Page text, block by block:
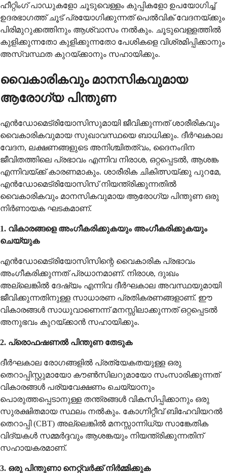
ഹീറ്റിംഗ് പാഡുകളോ ചൂടുവെള്ളം കുപ്പികളോ ഉപയോഗിച്ച്
ഉദരഭാഗത്ത് ചൂട് പ്രയോഗിക്കുന്നത് പെൽവിക് വേദനയ്ക്കും
പിരിമുറുക്കത്തിനും ആശ്വാസം നൽകും. ചൂടുവെള്ളത്തിൽ
കുളിക്കുന്നതോ കുളിക്കുന്നതോ പേശികളെ വിശ്രമിപ്പിക്കാനും
അസ്വസ്ഥത കുറയ്ക്കാനും സഹായിക്കും.
വൈകാരികവും മാനസികവുമായ
ആരോഗ്യ പിന്തുണ
എൻഡോമെട്രിയോസിസുമായി ജീവിക്കുന്നത് ശാരീരികവും
വൈകാരികവുമായ സുഖാവസ്ഥയെ ബാധിക്കും. ദീർഘകാല
വേദന, ലക്ഷണങ്ങളുടെ അനിശ്ചിതത്വം, ദൈനംദിന
ജീവിതത്തിലെ പ്രഭാവം എന്നിവ നിരാശ, ഒറ്റപ്പെടൽ, ആശങ്ക
എന്നിവയ്ക്ക് കാരണമാകും. ശാരീരിക ചികിത്സയ്ക്കു പുറമേ,
എൻഡോമെട്രിയോസിസ് നിയന്ത്രിക്കുന്നതിൽ
വൈകാരികവും മാനസികവുമായ ആരോഗ്യ പിന്തുണ ഒരു
നിർണായക ഘടകമാണ്.
1. വികാരങ്ങളെ അംഗീകരിക്കുകയും അംഗീകരിക്കുകയും
ചെയ്യുക
എൻഡോമെട്രിയോസിസിന്റെ വൈകാരിക പ്രഭാവം
അംഗീകരിക്കുന്നത് പ്രധാനമാണ്. നിരാശ, ദുഃഖം
അല്ലെങ്കിൽ ദേഷ്യം എന്നിവ ദീർഘകാല അവസ്ഥയുമായി
ജീവിക്കുന്നതിനുള്ള സാധാരണ പ്രതികരണങ്ങളാണ്. ഈ
വികാരങ്ങൾ സാധുവാണെന്ന് മനസ്സിലാക്കുന്നത് ഒറ്റപ്പെടൽ
അനുഭവം കുറയ്ക്കാൻ സഹായിക്കും.
2. പ്രൊഫഷണൽ പിന്തുണ തേടുക
ദീർഘകാല രോഗങ്ങളിൽ പ്രത്യേകതയുള്ള ഒരു
തെറാപ്പിസ്റ്റുമായോ കൗൺസിലറുമായോ സംസാരിക്കുന്നത്
വികാരങ്ങൾ പര്യവേക്ഷണം ചെയ്യാനും
പൊരുത്തപ്പെടാനുള്ള തന്ത്രങ്ങൾ വികസിപ്പിക്കാനും ഒരു
സുരക്ഷിതമായ സ്ഥലം നൽകും. കോഗ്നിറ്റീവ് ബിഹേവിയറൽ
തെറാപ്പി (CBT) അല്ലെങ്കിൽ മനസ്സാന്നിധ്യ സാങ്കേതിക
വിദ്യകൾ സമ്മർദ്ദവും ആശങ്കയും നിയന്ത്രിക്കുന്നതിന്
സഹായകരമാണ്.
3. ഒരു പിന്തുണാ നെറ്റ്‌വർക്ക് നിർമ്മിക്കുക